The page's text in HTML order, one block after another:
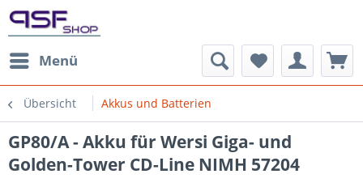
Menü
Übersicht Akkus und Batterien
GP80/A - Akku für Wersi Giga- und
Golden-Tower CD-Line NIMH 57204